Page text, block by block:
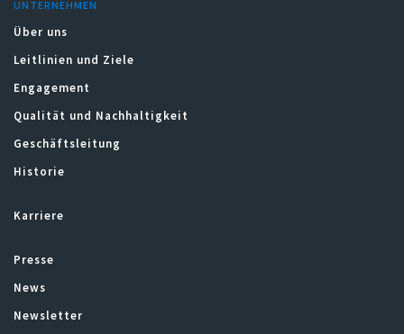
UNTERNEHMEN
Über uns
Leitlinien und Ziele
Engagement
Qualität und Nachhaltigkeit
Geschäftsleitung
Historie
Karriere
Presse
News
Newsletter